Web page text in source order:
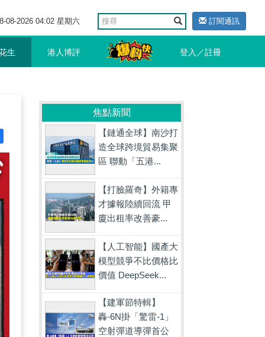
08-2026 04:02 星期六 訂閱通訊
生 港人博評 登入／註冊
焦點新聞
【鏈通全球】南沙打
造全球跨境貿易集聚
區 聯動「五港...
【打臉羅奇】外籍專
才據報陸續回流 甲
廈出租率改善豪...
【人工智能】國產大
模型競爭不比價格比
價值 DeepSeek...
【建軍節特輯】
轟-6N掛「驚雷-1」
空射彈道導彈首公